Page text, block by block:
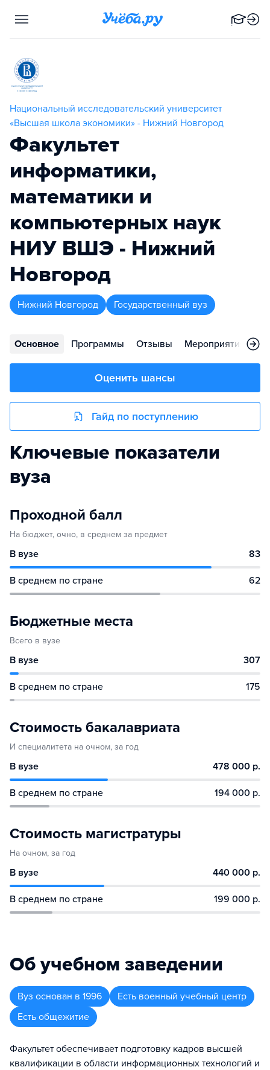
Национальный исследовательский университет
«Высшая школа экономики» - Нижний Новгород
Факультет
информатики,
математики и
компьютерных наук
НИУ ВШЭ - Нижний
Новгород
Нижний Новгород Государственный вуз
Основное Программы Отзывы Мероприятия
Оценить шансы
Гайд по поступлению
Ключевые показатели
вуза
Проходной балл
На бюджет, очно, в среднем за предмет
В вузе 83
В среднем по стране 62
Бюджетные места
Всего в вузе
В вузе 307
В среднем по стране 175
Стоимость бакалавриата
И специалитета на очном, за год
В вузе 478 000 р.
В среднем по стране 194 000 р.
Стоимость магистратуры
На очном, за год
В вузе 440 000 р.
В среднем по стране 199 000 р.
Об учебном заведении
Вуз основан в 1996
Есть военный учебный центр
Есть общежитие
Факультет обеспечивает подготовку кадров высшей
квалификации в области информационных технологий и